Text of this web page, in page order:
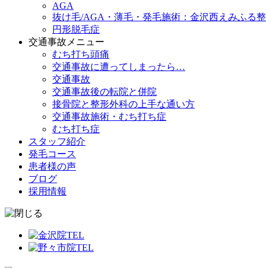
AGA
抜け毛/AGA・薄毛・発毛施術：金沢西えみふる
円形脱毛症
交通事故メニュー
むち打ち頭痛
交通事故に遭ってしまったら…
交通事故
交通事故後の転院と併院
接骨院と整形外科の上手な通い方
交通事故施術・むち打ち症
むち打ち症
スタッフ紹介
発毛コース
患者様の声
ブログ
採用情報